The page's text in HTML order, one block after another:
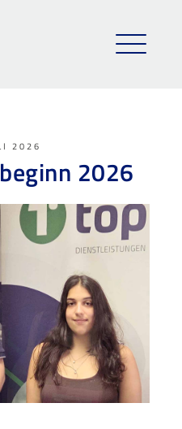
2026
2026